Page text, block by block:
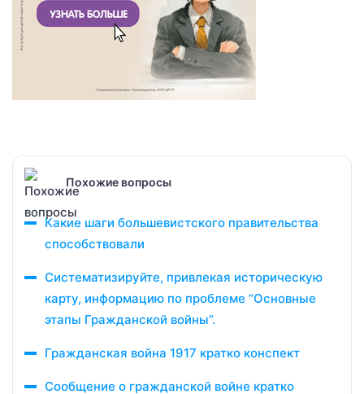
Похожие вопросы
Какие шаги большевистского правительства
способствовали
Систематизируйте, привлекая историческую
карту, информацию по проблеме “Основные
этапы Гражданской войны”.
Гражданская война 1917 кратко конспект
Сообщение о гражданской войне кратко